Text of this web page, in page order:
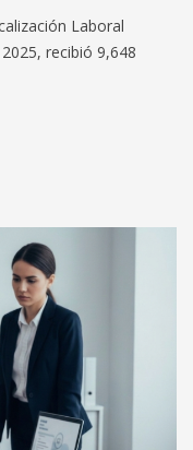
Laboral
recibió 9,648